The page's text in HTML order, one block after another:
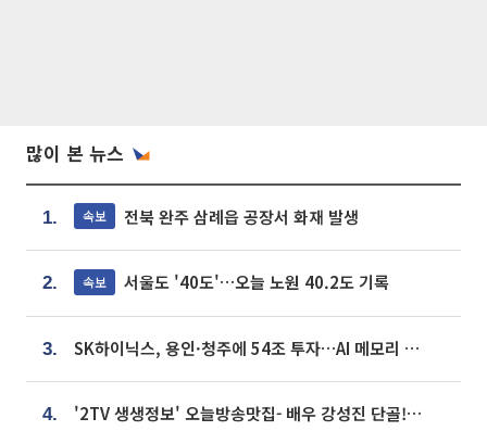
많이 본 뉴스
1. 속보 전북 완주 삼례읍 공장서 화재 발생
2. 속보 서울도 '40도'…오늘 노원 40.2도 기록
3. SK하이닉스, 용인·청주에 54조 투자…AI 메모리 생산기지 키운다
4. '2TV 생생정보' 오늘방송맛집- 배우 강성진 단골! 쌀국수ㆍ푸팟퐁 커리 맛집 '블○○○'